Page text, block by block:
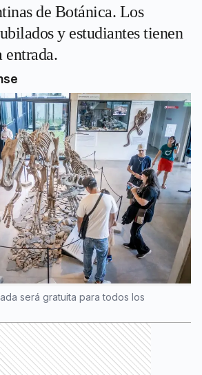
de Botánica. Los
y estudiantes tienen
entrada.
será gratuita para todos los